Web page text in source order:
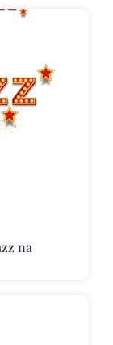
na